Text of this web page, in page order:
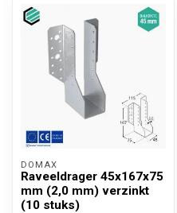
DOMAX
Raveeldrager 45x167x75
mm (2,0 mm) verzinkt
(10 stuks)